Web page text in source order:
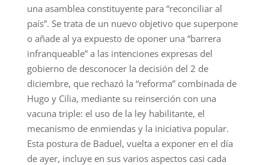
una asamblea constituyente para “reconciliar al
país”. Se trata de un nuevo objetivo que superpone
o añade al ya expuesto de oponer una “barrera
infranqueable” a las intenciones expresas del
gobierno de desconocer la decisión del 2 de
diciembre, que rechazó la “reforma” combinada de
Hugo y Cilia, mediante su reinserción con una
vacuna triple: el uso de la ley habilitante, el
mecanismo de enmiendas y la iniciativa popular.
Esta postura de Baduel, vuelta a exponer en el día
de ayer, incluye en sus varios aspectos casi cada